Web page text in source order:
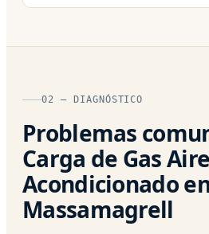
02 — DIAGNÓSTICO
Problemas
Carga de Gas Aire
Acondicionado
Massamagrell